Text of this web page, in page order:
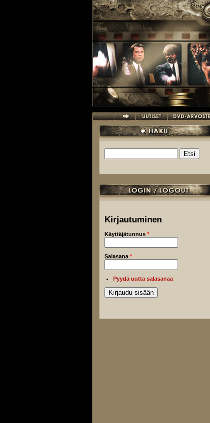
Hakulomake
Kirjautuminen
Käyttäjätunnus *
Salasana *
Pyydä uutta salasanaa